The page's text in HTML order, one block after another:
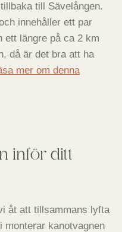
till Sävelången.
innehåller ett par
ett längre på ca 2 km
då är det bra att ha
mer om denna
inför ditt
åt att tillsammans lyfta
monterar kanotvagnen